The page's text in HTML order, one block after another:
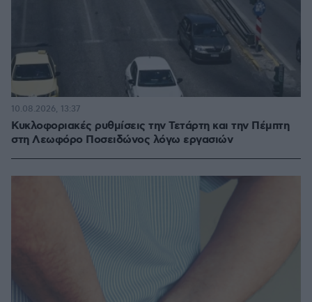
Κυκλοφοριακές ρυθμίσεις την Τετάρτη και την Πέμπτη
στη Λεωφόρο Ποσειδώνος λόγω εργασιών
10.08.2026, 13:37